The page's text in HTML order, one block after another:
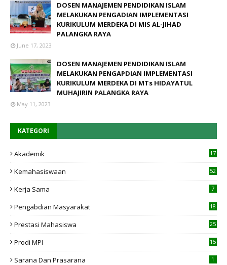
DOSEN MANAJEMEN PENDIDIKAN ISLAM
MELAKUKAN PENGADIAN IMPLEMENTASI
KURIKULUM MERDEKA DI MIS AL-JIHAD
PALANGKA RAYA
June 17, 2023
DOSEN MANAJEMEN PENDIDIKAN ISLAM
MELAKUKAN PENGAPDIAN IMPLEMENTASI
KURIKULUM MERDEKA DI MTs HIDAYATUL
MUHAJIRIN PALANGKA RAYA
May 11, 2023
KATEGORI
Akademik
17
Kemahasiswaan 52
Kerja Sama 7
Pengabdian Masyarakat 18
Prestasi Mahasiswa 25
Prodi MPI
15
Sarana Dan Prasarana 1